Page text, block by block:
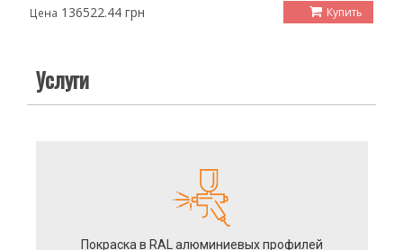
Цена 136522.44 грн Купить
Услуги
Покраска в RAL алюминиевых профилей